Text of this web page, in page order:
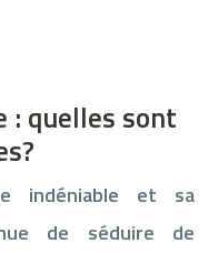
: quelles sont
indéniable et sa
de séduire de